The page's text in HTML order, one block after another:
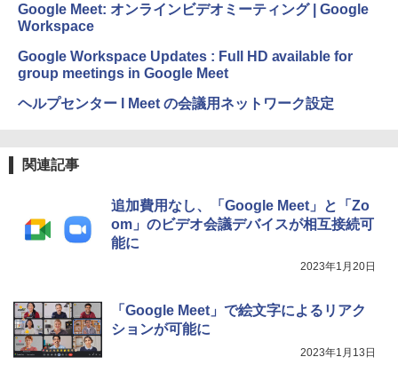
Google Meet: オンラインビデオミーティング | Google
Workspace
Google Workspace Updates : Full HD available for
group meetings in Google Meet
ヘルプセンター l Meet の会議用ネットワーク設定
関連記事
追加費用なし、「Google Meet」と「Zo
om」のビデオ会議デバイスが相互接続可
能に
2023年1月20日
「Google Meet」で絵文字によるリアク
ションが可能に
2023年1月13日